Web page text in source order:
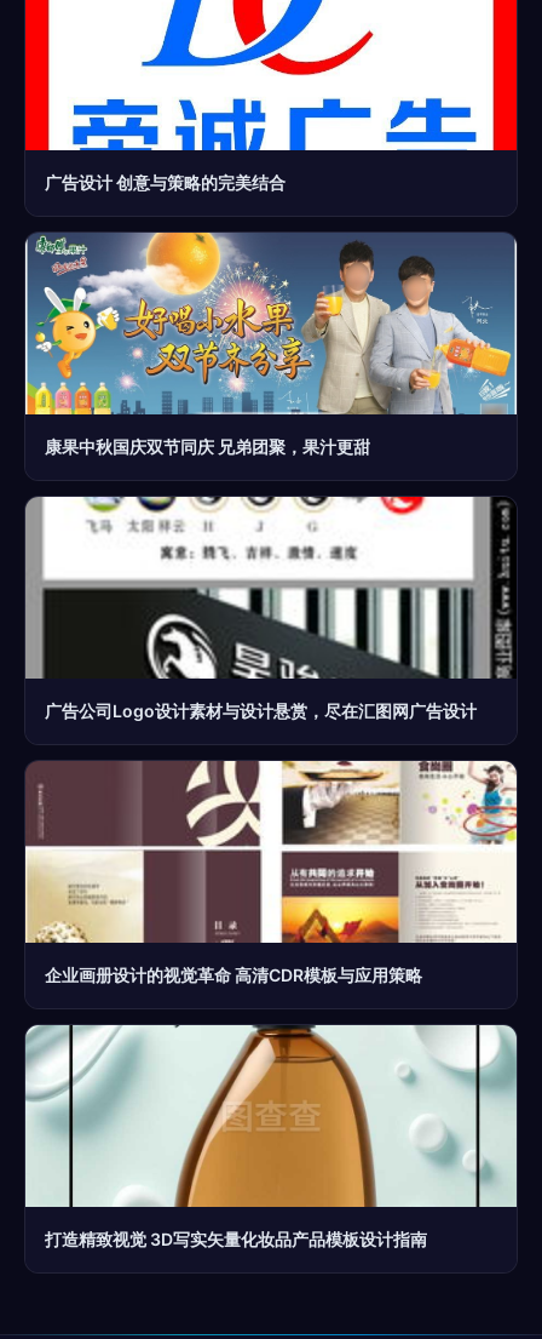
广告设计 创意与策略的完美结合
康果中秋国庆双节同庆 兄弟团聚，果汁更甜
广告公司Logo设计素材与设计悬赏，尽在汇图网广告设计
企业画册设计的视觉革命 高清CDR模板与应用策略
打造精致视觉 3D写实矢量化妆品产品模板设计指南